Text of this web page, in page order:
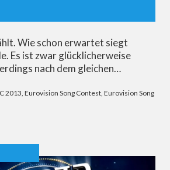
Wie schon erwartet siegt
Es ist zwar glücklicherweise
nach dem gleichen…
2013, Eurovision Song Contest, Eurovision Song